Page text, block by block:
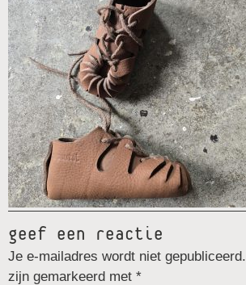
geef een reactie
Je e-mailadres wordt niet gepubliceerd.
zijn gemarkeerd met *